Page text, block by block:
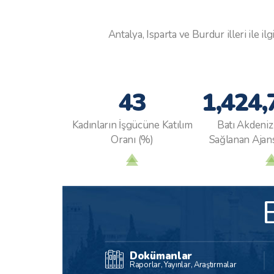
ise
da
ülke
Antalya, Isparta ve Burdur illeri ile
43
Kadınların İşgücüne Katılım
Oranı (%)
Batı
Sağlanan
Dokümanlar
Raporlar, Yayınlar, Araştırmalar